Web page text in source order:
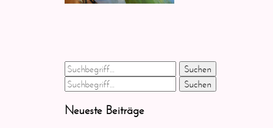
Suchen
Suchen
Neueste Beiträge